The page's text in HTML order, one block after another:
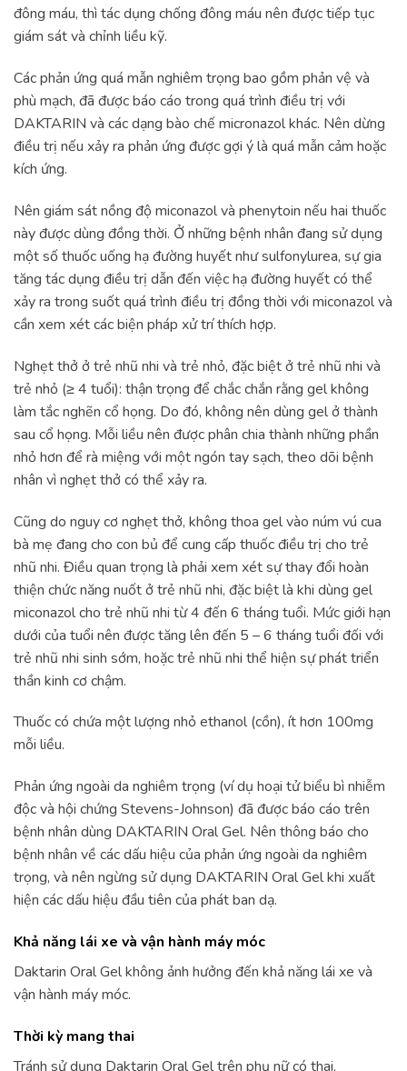
đông máu, thì tác dụng chống đông máu nên được tiếp tục
giám sát và chỉnh liều kỹ.
Các phản ứng quá mẫn nghiêm trọng bao gồm phản vệ và
phù mạch, đã được báo cáo trong quá trình điều trị với
DAKTARIN và các dạng bào chế micronazol khác. Nên dừng
điều trị nếu xảy ra phản ứng được gợi ý là quá mẫn cảm hoặc
kích ứng.
Nên giám sát nồng độ miconazol và phenytoin nếu hai thuốc
này được dùng đồng thời. Ở những bệnh nhân đang sử dụng
một số thuốc uống hạ đường huyết như sulfonylurea, sự gia
tăng tác dụng điều trị dẫn đến việc hạ đường huyết có thể
xảy ra trong suốt quá trình điều trị đồng thời với miconazol và
cần xem xét các biện pháp xử trí thích hợp.
Nghẹt thở ở trẻ nhũ nhi và trẻ nhỏ, đặc biệt ở trẻ nhũ nhi và
trẻ nhỏ (≥ 4 tuổi): thận trọng để chắc chắn rằng gel không
làm tắc nghẽn cổ họng. Do đó, không nên dùng gel ở thành
sau cổ họng. Mỗi liều nên được phân chia thành những phần
nhỏ hơn để rà miệng với một ngón tay sạch, theo dõi bệnh
nhân vì nghẹt thở có thể xảy ra.
Cũng do nguy cơ nghẹt thở, không thoa gel vào núm vú cua
bà mẹ đang cho con bủ để cung cấp thuốc điều trị cho trẻ
nhũ nhi. Điều quan trọng là phải xem xét sự thay đổi hoàn
thiện chức năng nuốt ở trẻ nhũ nhi, đặc biệt là khi dùng gel
miconazol cho trẻ nhũ nhi từ 4 đến 6 tháng tuổi. Mức giới hạn
dưới của tuổi nên được tăng lên đến 5 – 6 tháng tuổi đối với
trẻ nhũ nhi sinh sớm, hoặc trẻ nhũ nhi thể hiện sự phát triển
thần kinh cơ chậm.
Thuốc có chứa một lượng nhỏ ethanol (cồn), ít hơn 100mg
mỗi liều.
Phản ứng ngoài da nghiêm trọng (ví dụ hoại tử biểu bì nhiễm
độc và hội chứng Stevens-Johnson) đã được báo cáo trên
bệnh nhân dùng DAKTARIN Oral Gel. Nên thông báo cho
bệnh nhân về các dấu hiệu của phản ứng ngoài da nghiêm
trọng, và nên ngừng sử dụng DAKTARIN Oral Gel khi xuất
hiện các dấu hiệu đầu tiên của phát ban dạ.
Khả năng lái xe và vận hành máy móc
Daktarin Oral Gel không ảnh hưởng đến khả năng lái xe và
vận hành máy móc.
Thời kỳ mang thai
Tránh sử dụng Daktarin Oral Gel trên phụ nữ có thai.